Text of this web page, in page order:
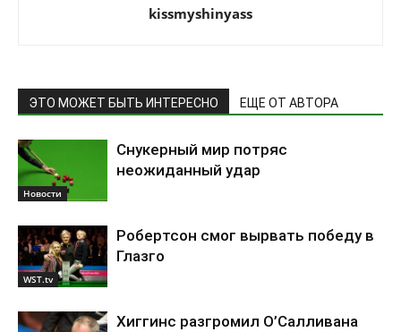
kissmyshinyass
ЭТО МОЖЕТ БЫТЬ ИНТЕРЕСНО ЕЩЕ ОТ АВТОРА
Новости
Снукерный мир потряс
неожиданный удар
WST.tv
Робертсон смог вырвать победу в
Глазго
Хиггинс разгромил О’Салливана